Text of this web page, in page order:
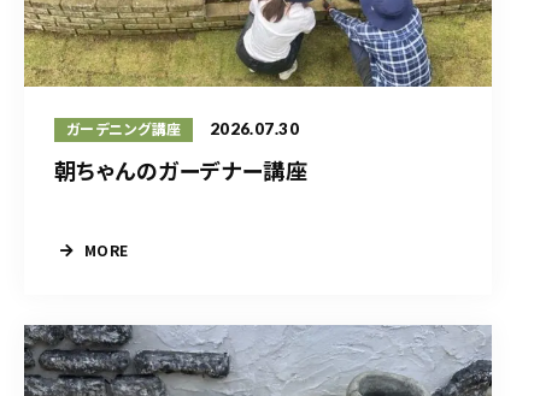
ガーデニング講座 2026.07.30
朝ちゃんのガーデナー講座
MORE